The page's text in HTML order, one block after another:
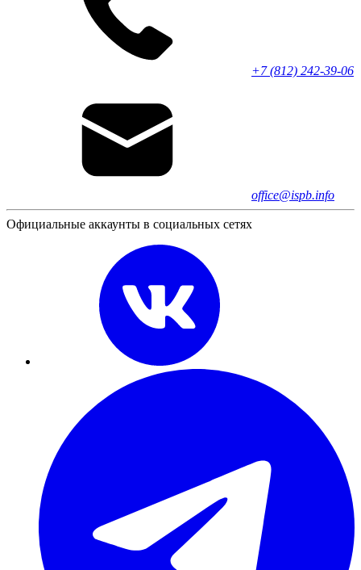
+7 (812) 242-39-06
office@ispb.info
Официальные аккаунты в социальных сетях